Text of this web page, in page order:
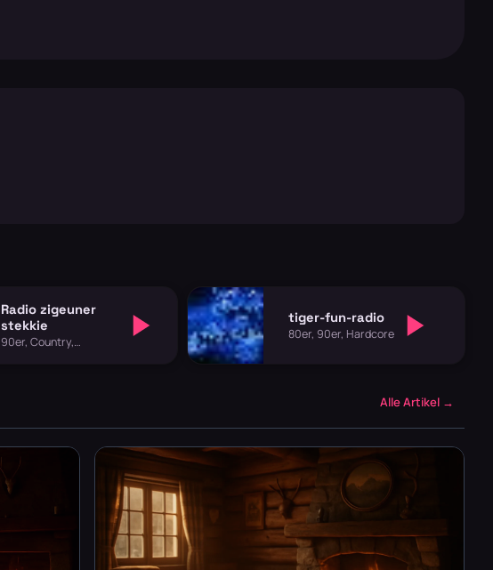
Radio zigeuner
stekkie
90er, Country,
tiger-fun-radio
80er, 90er, Hardcore
Alle Artikel →